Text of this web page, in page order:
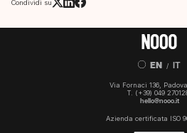
Condividi su
EN / IT
Via Fornaci 136,
T. (+39) 049
hello@nooo.it
Azienda certificata ISO